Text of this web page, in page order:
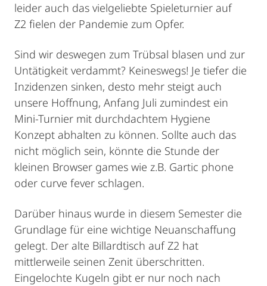
leider auch das vielgeliebte Spieleturnier auf
Z2 fielen der Pandemie zum Opfer.
Sind wir deswegen zum Trübsal blasen und zur
Untätigkeit verdammt? Keineswegs! Je tiefer die
Inzidenzen sinken, desto mehr steigt auch
unsere Hoffnung, Anfang Juli zumindest ein
Mini-Turnier mit durchdachtem Hygiene
Konzept abhalten zu können. Sollte auch das
nicht möglich sein, könnte die Stunde der
kleinen Browser games wie z.B. Gartic phone
oder curve fever schlagen.
Darüber hinaus wurde in diesem Semester die
Grundlage für eine wichtige Neuanschaffung
gelegt. Der alte Billardtisch auf Z2 hat
mittlerweile seinen Zenit überschritten.
Eingelochte Kugeln gibt er nur noch nach